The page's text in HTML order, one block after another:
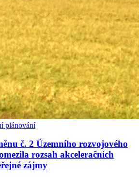
plánování
č. 2 Územního rozvojového
rozsah akceleračních
zájmy